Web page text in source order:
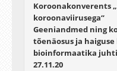
Koroonakonverents
koroonaviirusega“
Geeniandmed ning
tõenäosus ja haiguse
bioinformaatika
27.11.20